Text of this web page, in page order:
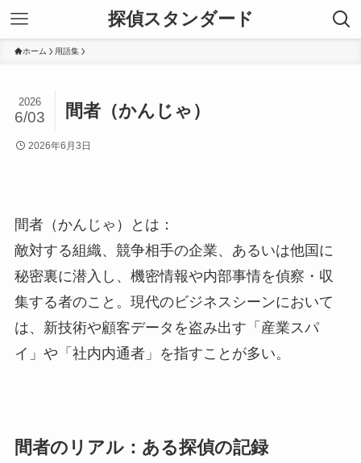
探偵スタンダード
ホーム 用語集
間者（かんじゃ）
2026
6/03
2026年6月3日
間者（かんじゃ）とは：
敵対する組織、競争相手の企業、あるいは他国に
秘密裏に潜入し、機密情報や内部事情を偵察・収
集する者のこと。現代のビジネスシーンにおいて
は、新技術や顧客データを盗み出す「産業スパ
イ」や「社内内通者」を指すことが多い。
間者のリアル：ある探偵の記録